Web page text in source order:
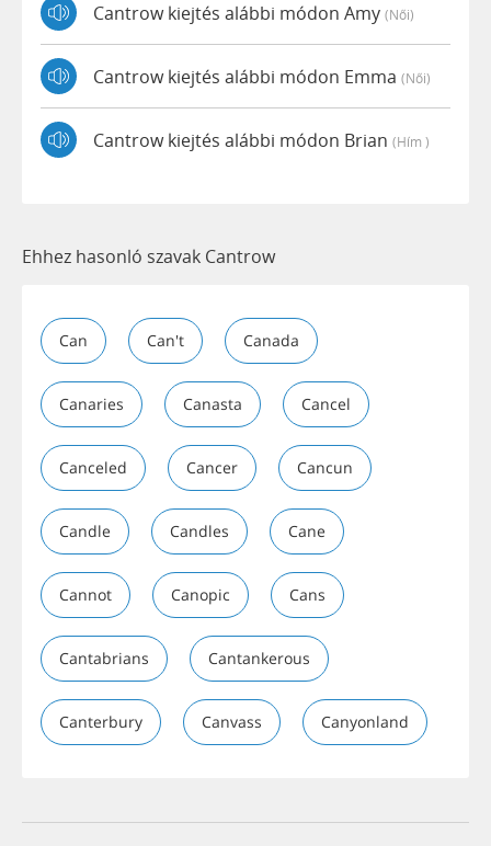
Cantrow kiejtés alábbi módon Amy (női)
Cantrow kiejtés alábbi módon Emma (női)
Cantrow kiejtés alábbi módon Brian (hím )
Ehhez hasonló szavak Cantrow
Can Can't Canada
Canaries Canasta Cancel
Canceled Cancer Cancun
Candle Candles Cane
Cannot Canopic Cans
Cantabrians Cantankerous
Canterbury Canvass Canyonland